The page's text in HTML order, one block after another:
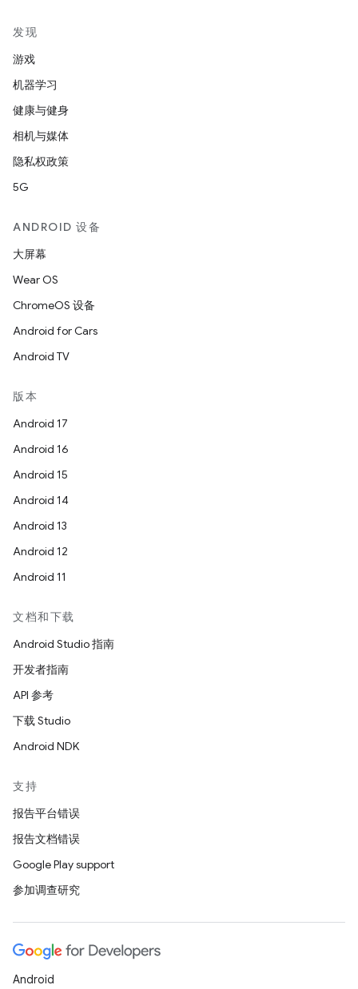
发现
游戏
机器学习
健康与健身
相机与媒体
隐私权政策
5G
ANDROID 设备
大屏幕
Wear OS
ChromeOS 设备
Android for Cars
Android TV
版本
Android 17
Android 16
Android 15
Android 14
Android 13
Android 12
Android 11
文档和下载
Android Studio 指南
开发者指南
API 参考
下载 Studio
Android NDK
支持
报告平台错误
报告文档错误
Google Play support
参加调查研究
Android